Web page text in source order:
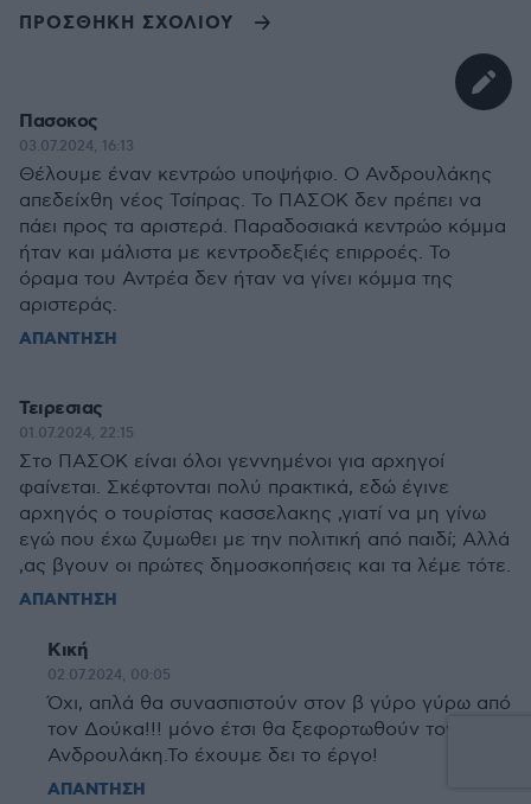
ΠΡΟΣΘΗΚΗ ΣΧΟΛΙΟΥ
Πασοκος
03.07.2024, 16:13
Θέλουμε έναν κεντρώο υποψήφιο. Ο Ανδρουλάκης
απεδείχθη νέος Τσίπρας. Το ΠΑΣΟΚ δεν πρέπει να
πάει προς τα αριστερά. Παραδοσιακά κεντρώο κόμμα
ήταν και μάλιστα με κεντροδεξιές επιρροές. Το
όραμα του Αντρέα δεν ήταν να γίνει κόμμα της
αριστεράς.
ΑΠΑΝΤΗΣΗ
Τειρεσιας
01.07.2024, 22:15
Στο ΠΑΣΟΚ είναι όλοι γεννημένοι για αρχηγοί
φαίνεται. Σκέφτονται πολύ πρακτικά, εδώ έγινε
αρχηγός ο τουρίστας κασσελακης ,γιατί να μη γίνω
εγώ που έχω ζυμωθει με την πολιτική από παιδί; Αλλά
,ας βγουν οι πρώτες δημοσκοπήσεις και τα λέμε τότε.
ΑΠΑΝΤΗΣΗ
Κική
02.07.2024, 00:05
Όχι, απλά θα συνασπιστούν στον β γύρο γύρω από
τον Δούκα!!! μόνο έτσι θα ξεφορτωθούν τον
Ανδρουλάκη.Το έχουμε δει το έργο!
ΑΠΑΝΤΗΣΗ